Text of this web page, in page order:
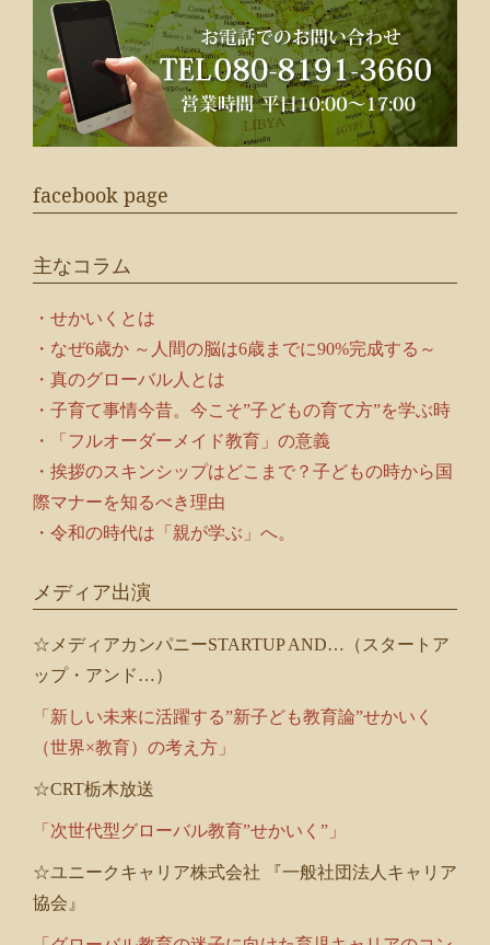
facebook page
主なコラム
・せかいくとは
・なぜ6歳か ～人間の脳は6歳までに90%完成する～
・真のグローバル人とは
・子育て事情今昔。今こそ”子どもの育て方”を学ぶ時
・「フルオーダーメイド教育」の意義
・挨拶のスキンシップはどこまで？子どもの時から国
際マナーを知るべき理由
・令和の時代は「親が学ぶ」へ。
メディア出演
☆メディアカンパニーSTARTUP AND…（スタートア
ップ・アンド…）
「新しい未来に活躍する”新子ども教育論”せかいく
（世界×教育）の考え方」
☆CRT栃木放送
「次世代型グローバル教育”せかいく”」
☆ユニークキャリア株式会社 『一般社団法人キャリア
協会』